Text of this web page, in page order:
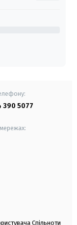
390 5077
Спільноти